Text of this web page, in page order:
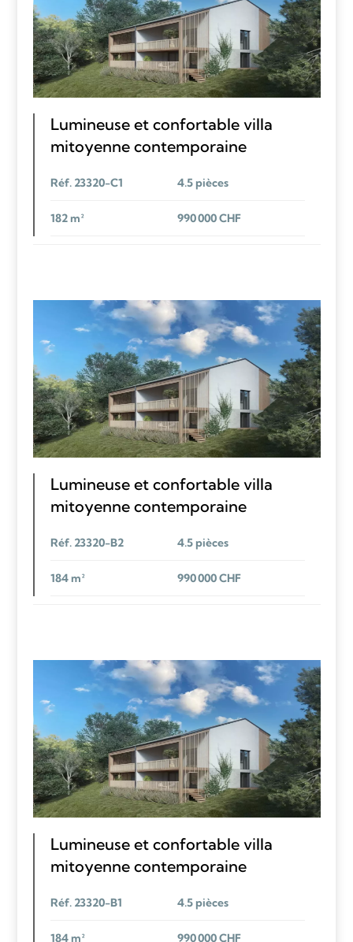
Lumineuse et confortable villa
mitoyenne contemporaine
Réf. 23320-C1 4.5 pièces
182 m² 990 000 CHF
Lumineuse et confortable villa
mitoyenne contemporaine
Réf. 23320-B2 4.5 pièces
184 m² 990 000 CHF
Lumineuse et confortable villa
mitoyenne contemporaine
Réf. 23320-B1 4.5 pièces
184 m² 990 000 CHF